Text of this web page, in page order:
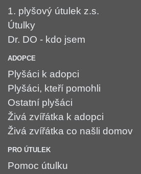
1. plyšový útulek z.s.
Útulky
Dr. DO - kdo jsem
ADOPCE
Plyšáci k adopci
Plyšáci, kteří pomohli
Ostatní plyšáci
Živá zvířátka k adopci
Živá zvířátka co našli domov
PRO ÚTULEK
Pomoc útulku